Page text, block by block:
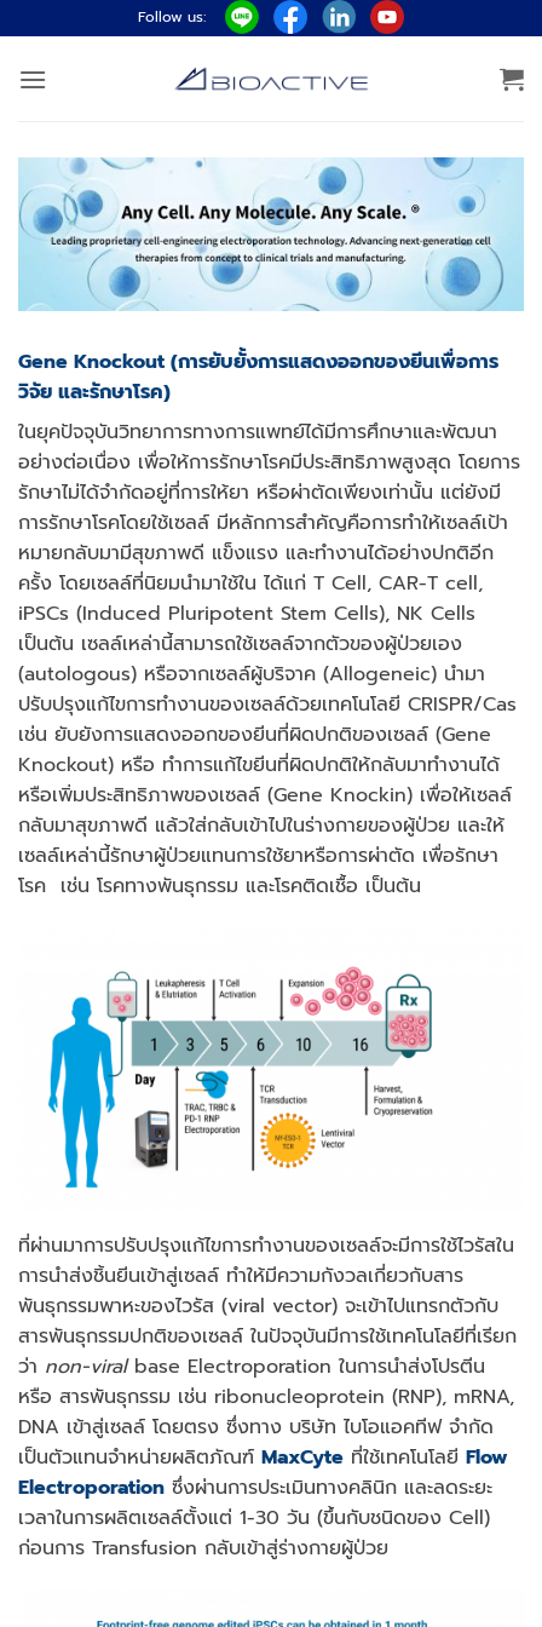
ไป
ยัง
Follow us:
Gene Knockout (การยับยั้งการแสดงออกของยีนเพื่อการ
วิจัย และรักษาโรค)
ในยุคปัจจุบันวิทยาการทางการแพทย์ได้มีการศึกษาและพัฒนา
อย่างต่อเนื่อง เพื่อให้การรักษาโรคมีประสิทธิภาพสูงสุด โดยการ
รักษาไม่ได้จำกัดอยู่ที่การให้ยา หรือผ่าตัดเพียงเท่านั้น แต่ยังมี
การรักษาโรคโดยใช้เซลล์ มีหลักการสำคัญคือการทำให้เซลล์เป้า
หมายกลับมามีสุขภาพดี แข็งแรง และทำงานได้อย่างปกติอีก
ครั้ง โดยเซลล์ที่นิยมนำมาใช้ใน ได้แก่ T Cell, CAR-T cell,
iPSCs (Induced Pluripotent Stem Cells), NK Cells
เป็นต้น เซลล์เหล่านี้สามารถใช้เซลล์จากตัวของผู้ป่วยเอง
(autologous) หรือจากเซลล์ผู้บริจาค (Allogeneic) นำมา
ปรับปรุงแก้ไขการทำงานของเซลล์ด้วยเทคโนโลยี CRISPR/Cas
เช่น ยับยังการแสดงออกของยีนที่ผิดปกติของเซลล์ (Gene
Knockout) หรือ ทำการแก้ไขยีนที่ผิดปกติให้กลับมาทำงานได้
หรือเพิ่มประสิทธิภาพของเซลล์ (Gene Knockin) เพื่อให้เซลล์
กลับมาสุขภาพดี แล้วใส่กลับเข้าไปในร่างกายของผู้ป่วย และให้
เซลล์เหล่านี้รักษาผู้ป่วยแทนการใช้ยาหรือการผ่าตัด เพื่อรักษา
โรค เช่น โรคทางพันธุกรรม และโรคติดเชื้อ เป็นต้น
ที่ผ่านมาการปรับปรุงแก้ไขการทำงานของเซลล์จะมีการใช้ไวรัสใน
การนำส่งชิ้นยีนเข้าสู่เซลล์ ทำให้มีความกังวลเกี่ยวกับสาร
พันธุกรรมพาหะของไวรัส (viral vector) จะเข้าไปแทรกตัวกับ
สารพันธุกรรมปกติของเซลล์ ในปัจจุบันมีการใช้เทคโนโลยีที่เรียก
ว่า non-viralbase Electroporation ในการนำส่งโปรตีน
หรือ สารพันธุกรรม เช่น ribonucleoprotein (RNP), mRNA,
DNA เข้าสู่เซลล์ โดยตรง ซึ่งทาง บริษัท ไบโอแอคทีฟ จำกัด
เป็นตัวแทนจำหน่ายผลิตภัณฑ์ MaxCyte ที่ใช้เทคโนโลยี Flow
Electroporation ซึ่งผ่านการประเมินทางคลินิก และลดระยะ
เวลาในการผลิตเซลล์ตั้งแต่ 1-30 วัน (ขึ้นกับชนิดของ Cell)
ก่อนการ Transfusion กลับเข้าสู่ร่างกายผู้ป่วย